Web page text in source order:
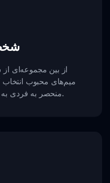
از بین مجموعه‌ای
میم‌های محبوب انتخاب
منحصر به فردی به خلق موسیقی شما می‌دهند.